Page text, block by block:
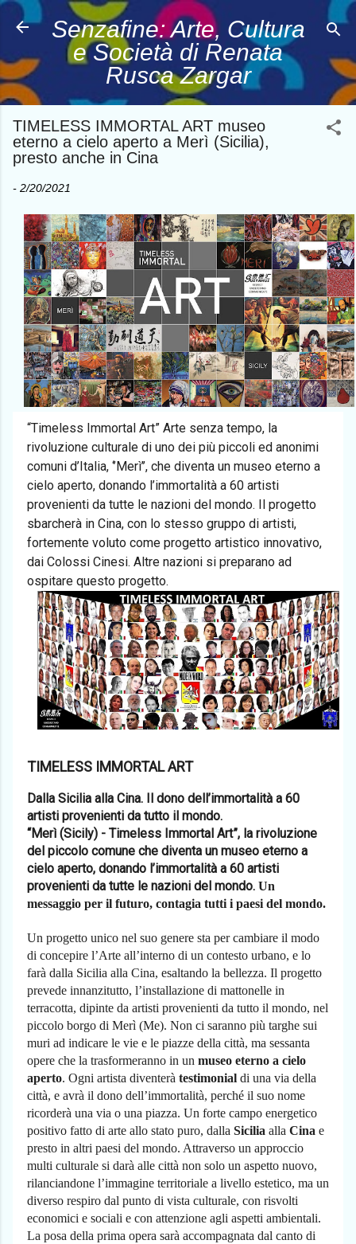
Passa ai contenuti principali
Senzafine: Arte, Cultura
e Società di Renata
Rusca Zargar
TIMELESS IMMORTAL ART museo
eterno a cielo aperto a Merì (Sicilia),
presto anche in Cina
- 2/20/2021
“Timeless Immortal Art” Arte senza tempo, la
rivoluzione culturale di uno dei più piccoli ed anonimi
comuni d’Italia, ‘’Merì’’, che diventa un museo eterno a
cielo aperto, donando l’immortalità a 60 artisti
provenienti da tutte le nazioni del mondo. Il progetto
sbarcherà in Cina, con lo stesso gruppo di artisti,
fortemente voluto come progetto artistico innovativo,
dai Colossi Cinesi. Altre nazioni si preparano ad
ospitare questo progetto.
TIMELESS IMMORTAL ART
Dalla Sicilia alla Cina. Il dono dell’immortalità a 60
artisti provenienti da tutto il mondo.
“Merì (Sicily) - Timeless Immortal Art”, la rivoluzione
del piccolo comune che diventa un museo eterno a
cielo aperto, donando l’immortalità a 60 artisti
provenienti da tutte le nazioni del mondo. Un
messaggio per il futuro, contagia tutti i paesi del mondo.
Un progetto unico nel suo genere sta per cambiare il modo
di concepire l’Arte all’interno di un contesto urbano, e lo
farà dalla Sicilia alla Cina, esaltando la bellezza. Il progetto
prevede innanzitutto, l’installazione di mattonelle in
terracotta, dipinte da artisti provenienti da tutto il mondo, nel
piccolo borgo di Merì (Me). Non ci saranno più targhe sui
muri ad indicare le vie e le piazze della città, ma sessanta
opere che la trasformeranno in un museo eterno a cielo
aperto. Ogni artista diventerà testimonial di una via della
città, e avrà il dono dell’immortalità, perché il suo nome
ricorderà una via o una piazza. Un forte campo energetico
positivo fatto di arte allo stato puro, dalla Sicilia alla Cina e
presto in altri paesi del mondo. Attraverso un approccio
multi culturale si darà alle città non solo un aspetto nuovo,
rilanciandone l’immagine territoriale a livello estetico, ma un
diverso respiro dal punto di vista culturale, con risvolti
economici e sociali e con attenzione agli aspetti ambientali.
La posa della prima opera sarà accompagnata dal canto di